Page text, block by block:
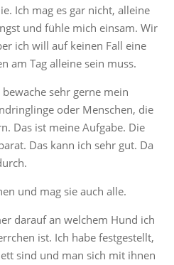
Ich mag es gar nicht, alleine
und fühle mich einsam. Wir
ich will auf keinen Fall eine
am Tag alleine sein muss.
sehr gerne mein
oder Menschen, die
Das ist meine Aufgabe. Die
Das kann ich sehr gut. Da
und mag sie auch alle.
darauf an welchem Hund ich
ist. Ich habe festgestellt,
sind und man sich mit ihnen